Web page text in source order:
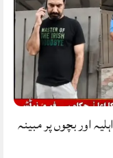
اور بچوں پر مبینہ